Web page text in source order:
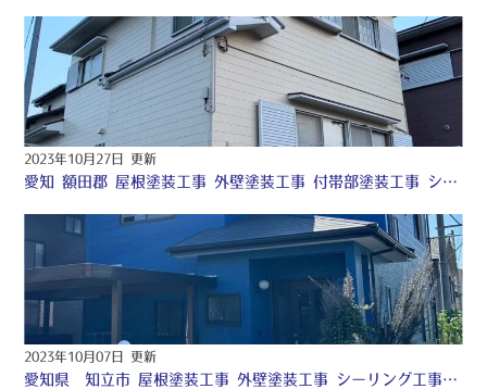
2023年10月27日 更新
愛知 額田郡 屋根塗装工事 外壁塗装工事 付帯部塗装工事 シーリング工事 ♢
2023年10月07日 更新
愛知県 知立市 屋根塗装工事 外壁塗装工事 シーリング工事 付帯部塗装工事 防水工事 ♧